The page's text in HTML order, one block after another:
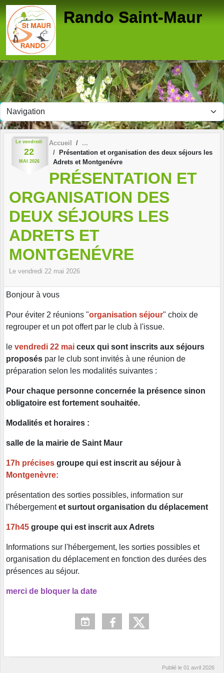
Rando Saint-Maur
Le vendredi
22
MAI 2026
Accueil
Présentation et organisation des deux séjours les
Adrets et Montgenévre
PRÉSENTATION ET
ORGANISATION DES
DEUX SÉJOURS LES
ADRETS ET
MONTGENÉVRE
Le vendredi 22 mai 2026
Bonjour à vous
Pour éviter 2 réunions "organisation séjour" choix de
regrouper et un pot offert par le club à l'issue.
le vendredi 22 mai ceux qui sont inscrits aux séjours
proposés par le club sont invités à une réunion de
préparation selon les modalités suivantes :
Pour chaque personne concernée la présence sinon
obligatoire est fortement souhaitée.
Modalités et horaires :
salle de la mairie de Saint Maur
17h précises groupe qui est inscrit au séjour à
Montgenèvre:
présentation des sorties possibles, information sur
l'hébergementet surtout organisation du déplacement
17h45 groupe qui est inscrit aux Adrets
Informations sur l'hébergement, les sorties possibles et
organisation du déplacement en fonction des durées des
présences au séjour.
merci de bloquer la date
Publié le 01 avril 2026
Panneau de gestion des cookies